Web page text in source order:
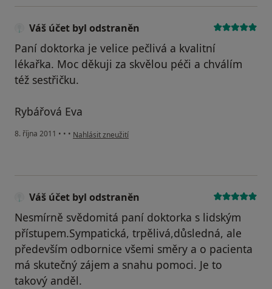
Váš účet byl odstraněn
Paní doktorka je velice pečlivá a kvalitní
lékařka. Moc děkuji za skvělou péči a chválím
též sestřičku.
Rybářová Eva
8. října 2011 • • • podle názoru uživatele Váš účet byl odstraněn
Nahlásit zneužití
Váš účet byl odstraněn
Nesmírně svědomitá paní doktorka s lidským
přístupem.Sympatická, trpělivá,důsledná, ale
především odbornice všemi směry a o pacienta
má skutečný zájem a snahu pomoci. Je to
takový anděl.